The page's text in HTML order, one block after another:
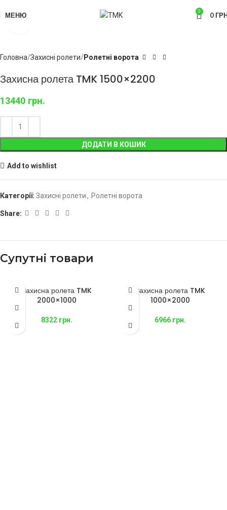
МЕНЮ 0 0
Головна Захисні ролети Ролетні ворота
Захисна ролета TMK 1500×2200
13440 грн.
ДОДАТИ В КОШИК
Add to wishlist
Категорії: Захисні ролети, Ролетні ворота
Share:
Супутні товари
Захисна ролета TMK
2000×1000
8322 грн.
Захисна ролета TMK
1000×2000
6966 грн.